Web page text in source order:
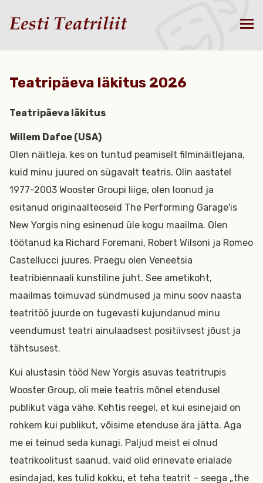
Teatripäeva läkitus 2026
Teatripäeva läkitus
Willem Dafoe (USA)
Olen näitleja, kes on tuntud peamiselt filminäitlejana,
kuid minu juured on sügavalt teatris. Olin aastatel
1977–2003 Wooster Groupi liige, olen loonud ja
esitanud originaalteoseid The Performing Garage'is
New Yorgis ning esinenud üle kogu maailma. Olen
töötanud ka Richard Foremani, Robert Wilsoni ja Romeo
Castellucci juures. Praegu olen Veneetsia
teatribiennaali kunstiline juht. See ametikoht,
maailmas toimuvad sündmused ja minu soov naasta
teatritöö juurde on tugevasti kujundanud minu
veendumust teatri ainulaadsest positiivsest jõust ja
tähtsusest.
Kui alustasin tööd New Yorgis asuvas teatritrupis
Wooster Group, oli meie teatris mõnel etendusel
publikut väga vähe. Kehtis reegel, et kui esinejaid on
rohkem kui publikut, võisime etenduse ära jätta. Aga
me ei teinud seda kunagi. Paljud meist ei olnud
teatrikoolitust saanud, vaid olid erinevate erialade
esindajad, kes tulid kokku, et teha teatrit – seega „the